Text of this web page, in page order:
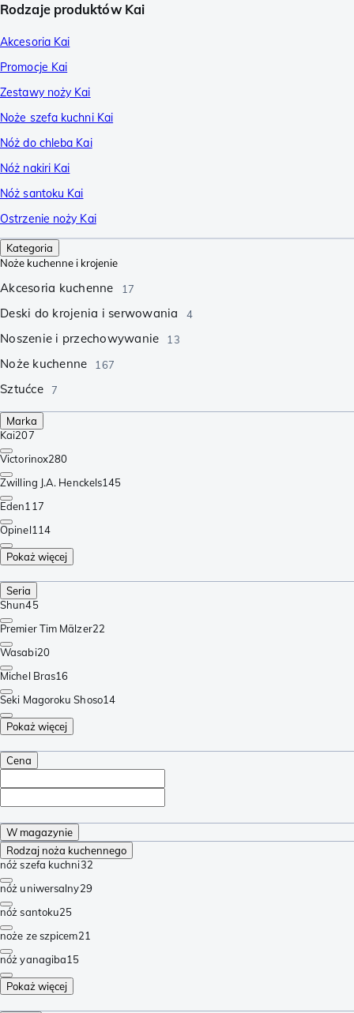
Rodzaje produktów Kai
Akcesoria Kai
Promocje Kai
Zestawy noży Kai
Noże szefa kuchni Kai
Nóż do chleba Kai
Nóż nakiri Kai
Nóż santoku Kai
Ostrzenie noży Kai
Kategoria
Noże kuchenne i krojenie
Akcesoria kuchenne 17
Deski do krojenia i serwowania 4
Noszenie i przechowywanie 13
Noże kuchenne 167
Sztućce 7
Marka
Kai207
Victorinox280
Zwilling J.A. Henckels145
Eden117
Opinel114
Pokaż więcej
Seria
Shun45
Premier Tim Mälzer22
Wasabi20
Michel Bras16
Seki Magoroku Shoso14
Pokaż więcej
Cena
W magazynie
Rodzaj noża kuchennego
nóż szefa kuchni32
nóż uniwersalny29
nóż santoku25
noże ze szpicem21
nóż yanagiba15
Pokaż więcej